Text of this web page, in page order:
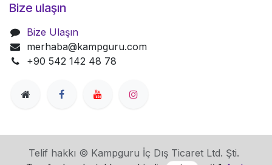
Bize ulaşın
Bize Ulaşın
merhaba@kampguru.com
+90 542 142 48 78
Telif hakkı © Kampguru İç Dış Ticaret Ltd. Şti.